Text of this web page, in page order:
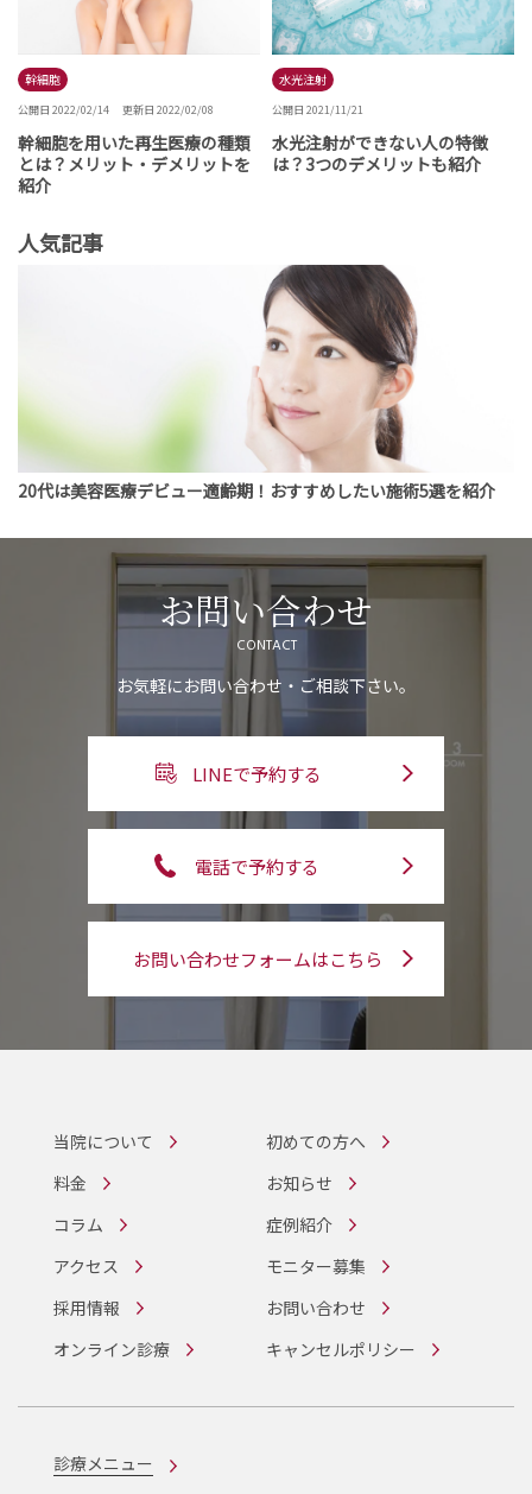
幹細胞
公開日 2022/02/14 更新日 2022/02/08
幹細胞を用いた再生医療の種類
とは？メリット・デメリットを
紹介
水光注射
公開日 2021/11/21
水光注射ができない人の特徴
は？3つのデメリットも紹介
人気記事
20代は美容医療デビュー適齢期！おすすめしたい施術5選を紹介
お問い合わせ
CONTACT
お気軽にお問い合わせ・ご相談下さい。
LINEで予約する
電話で予約する
お問い合わせフォームはこちら
当院について
初めての方へ
料金
お知らせ
コラム
症例紹介
アクセス
モニター募集
採用情報
お問い合わせ
オンライン診療
キャンセルポリシー
診療メニュー